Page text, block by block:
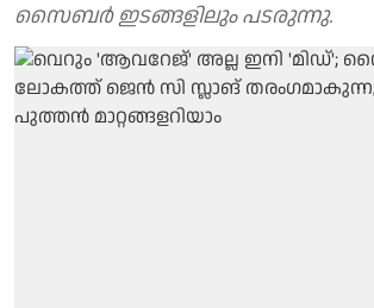
സൈബർ ഇടങ്ങളിലും പടരുന്നു.